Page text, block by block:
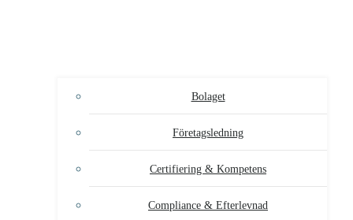
Bolaget
Företagsledning
Certifiering & Kompetens
Compliance & Efterlevnad